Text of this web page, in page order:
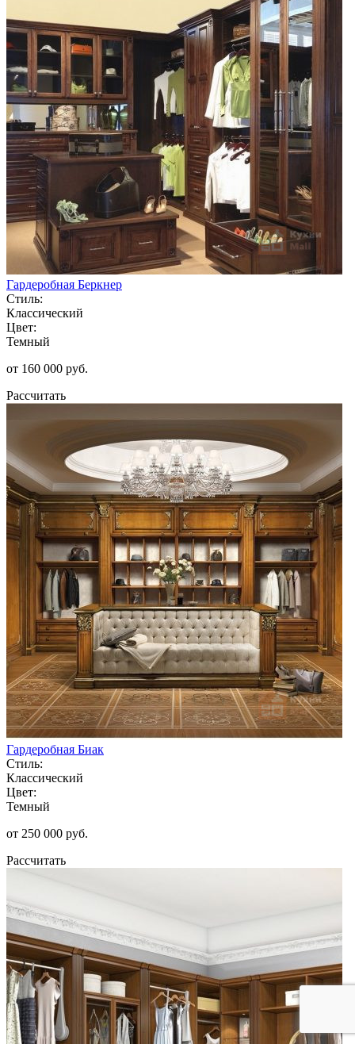
Гардеробная Беркнер
Стиль:
Классический
Цвет:
Темный
от 160 000 руб.
Рассчитать
Гардеробная Биак
Стиль:
Классический
Цвет:
Темный
от 250 000 руб.
Рассчитать